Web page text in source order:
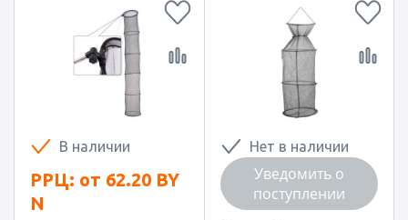
В наличии
РРЦ: от 62.20 BY
N
Нет в наличии
Уведомить о
поступлении